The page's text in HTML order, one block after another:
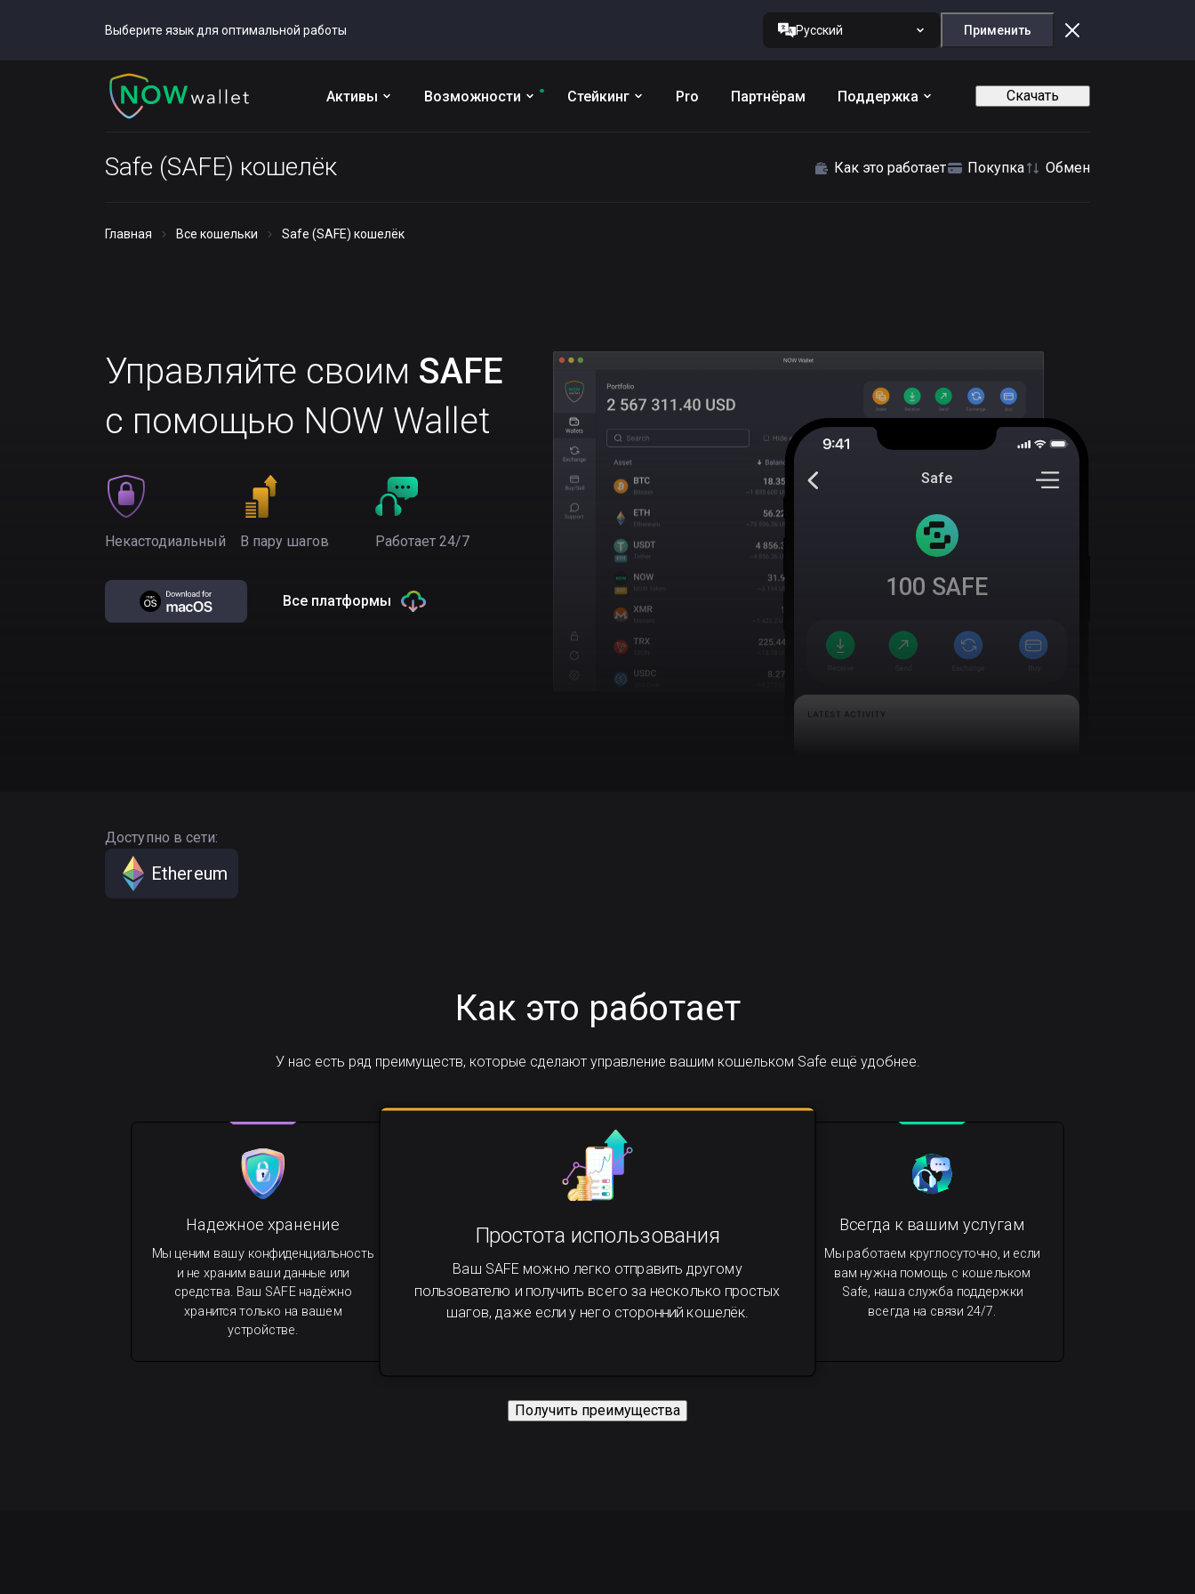
Выберите язык для оптимальной работы Русский Применить
Активы Возможности Стейкинг Pro Партнёрам Поддержка Скачать
Safe (SAFE) кошелёк Как это работает Покупка Обмен
Главная Все кошельки Safe (SAFE) кошелёк
Управляйте своим SAFE
с помощью NOW Wallet
Некастодиальный В пару шагов Работает 24/7
Все платформы
Safe
100 SAFE
Доступно в сети:
Ethereum
Как это работает
У нас есть ряд преимуществ, которые сделают управление вашим кошельком Safe ещё удобнее.
Простота использования
Ваш SAFE можно легко отправить другому
пользователю и получить всего за несколько простых
шагов, даже если у него сторонний кошелёк.
Всегда к вашим услугам
Мы работаем круглосуточно, и если
вам нужна помощь с кошельком
Safe, наша служба поддержки
всегда на связи 24/7.
Надежное хранение
Мы ценим вашу конфиденциальность
и не храним ваши данные или
средства. Ваш SAFE надёжно
хранится только на вашем
устройстве.
Получить преимущества